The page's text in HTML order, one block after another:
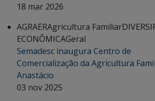
18 mar 2026
AGRAERAgricultura Familiar
ECONÔMICAGeral
Semadesc inaugura Centro de
Comercialização da Agricultura
Anastácio
03 nov 2025